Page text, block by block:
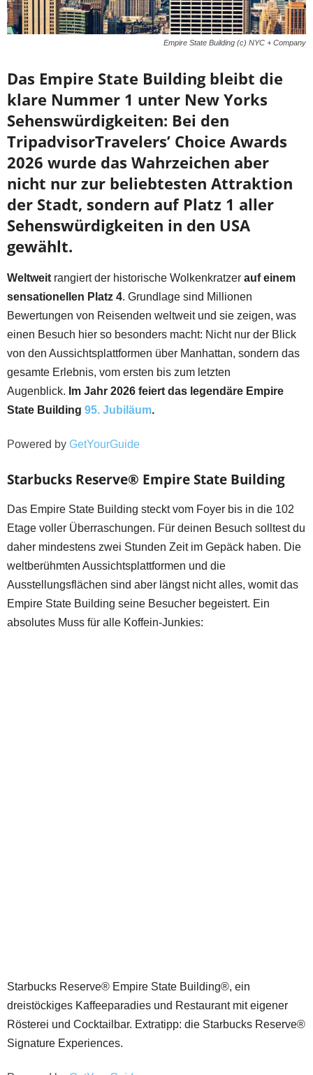
Empire State Building (c) NYC + Company
Das Empire State Building bleibt die
klare Nummer 1 unter New Yorks
Sehenswürdigkeiten: Bei den
TripadvisorTravelers’ Choice Awards
2026 wurde das Wahrzeichen aber
nicht nur zur beliebtesten Attraktion
der Stadt, sondern auf Platz 1 aller
Sehenswürdigkeiten in den USA
gewählt.
Weltweit rangiert der historische Wolkenkratzer auf einem
sensationellen Platz 4. Grundlage sind Millionen
Bewertungen von Reisenden weltweit und sie zeigen, was
einen Besuch hier so besonders macht: Nicht nur der Blick
von den Aussichtsplattformen über Manhattan, sondern das
gesamte Erlebnis, vom ersten bis zum letzten
Augenblick. Im Jahr 2026 feiert das legendäre Empire
State Building 95. Jubiläum.
Powered by GetYourGuide
Starbucks Reserve® Empire State Building
Das Empire State Building steckt vom Foyer bis in die 102
Etage voller Überraschungen. Für deinen Besuch solltest du
daher mindestens zwei Stunden Zeit im Gepäck haben. Die
weltberühmten Aussichtsplattformen und die
Ausstellungsflächen sind aber längst nicht alles, womit das
Empire State Building seine Besucher begeistert. Ein
absolutes Muss für alle Koffein-Junkies:
Starbucks Reserve® Empire State Building®, ein
dreistöckiges Kaffeeparadies und Restaurant mit eigener
Rösterei und Cocktailbar. Extratipp: die Starbucks Reserve®
Signature Experiences.